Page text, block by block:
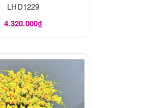
LHD1229
4.320.000₫